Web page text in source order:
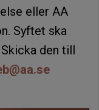
eller AA
Syftet ska
den till